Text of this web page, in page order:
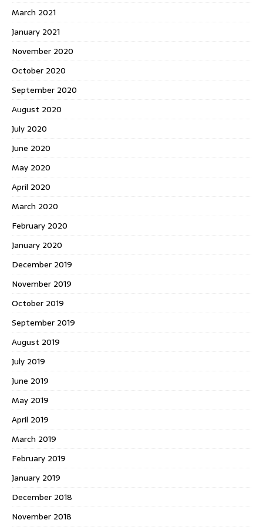
March 2021
January 2021
November 2020
October 2020
September 2020
August 2020
July 2020
June 2020
May 2020
April 2020
March 2020
February 2020
January 2020
December 2019
November 2019
October 2019
September 2019
August 2019
July 2019
June 2019
May 2019
April 2019
March 2019
February 2019
January 2019
December 2018
November 2018